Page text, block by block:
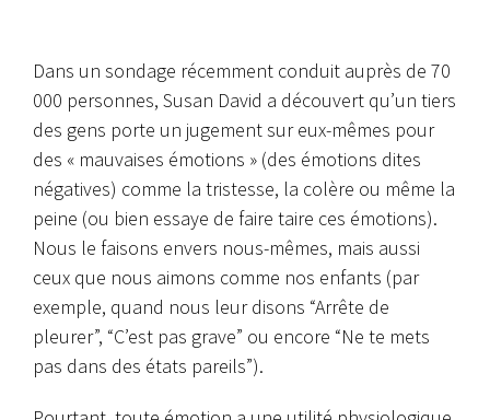
Dans un sondage récemment conduit auprès de 70
000 personnes, Susan David a découvert qu’un tiers
des gens porte un jugement sur eux-mêmes pour
des « mauvaises émotions » (des émotions dites
négatives) comme la tristesse, la colère ou même la
peine (ou bien essaye de faire taire ces émotions).
Nous le faisons envers nous-mêmes, mais aussi
ceux que nous aimons comme nos enfants (par
exemple, quand nous leur disons “Arrête de
pleurer”, “C’est pas grave” ou encore “Ne te mets
pas dans des états pareils”).